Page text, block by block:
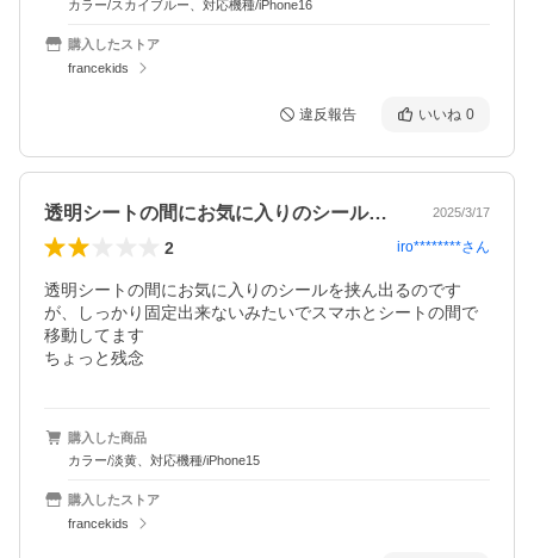
カラー/スカイブルー、対応機種/iPhone16
購入したストア
francekids
違反報告 いいね 0
透明シートの間にお気に入りのシールを挟… 2025/3/17
2 iro********さん
透明シートの間にお気に入りのシールを挟ん出るのです
が、しっかり固定出来ないみたいでスマホとシートの間で
移動してます
ちょっと残念
購入した商品
カラー/淡黄、対応機種/iPhone15
購入したストア
francekids